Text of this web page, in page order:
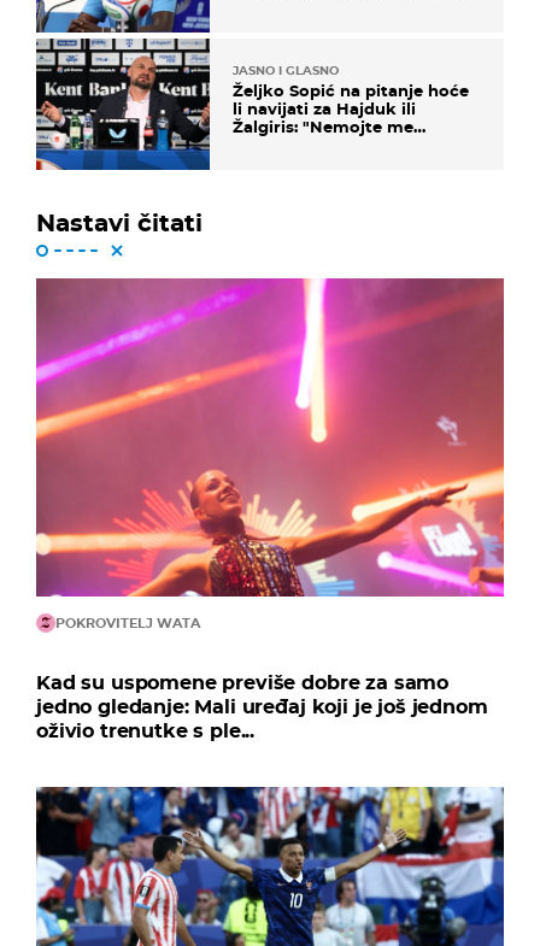
JASNO I GLASNO
Željko Sopić na pitanje hoće
li navijati za Hajduk ili
Žalgiris: "Nemojte me
Nastavi čitati
POKROVITELJ WATA
Kad su uspomene previše dobre za samo
jedno gledanje: Mali uređaj koji je još jednom
oživio trenutke s ple...